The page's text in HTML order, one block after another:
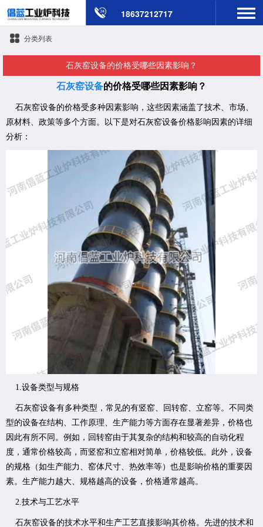
18637212717
分类列表
​石灰窑设备的价格受哪些因素影响？
石灰窑设备的价格受哪些因素影响？
石灰窑设备的价格受多种因素影响，这些因素涵盖了技术、市场、
原材料、政策等多个方面。以下是对石灰窑设备价格影响因素的详细
分析：
1.设备类型与规格
石灰窑设备有多种类型，常见的有竖窑、回转窑、立窑等。不同类
型的设备在结构、工作原理、生产能力等方面存在显著差异，价格也
因此有所不同。例如，回转窑由于其复杂的结构和较高的自动化程
度，通常价格较高，而竖窑和立窑相对简单，价格较低。此外，设备
的规格（如生产能力、窑体尺寸、热效率等）也是影响价格的重要因
素。生产能力越大、规格越高的设备，价格通常越高。
2.技术与工艺水平
石灰窑设备的技术水平和生产工艺直接影响其价格。先进的技术和